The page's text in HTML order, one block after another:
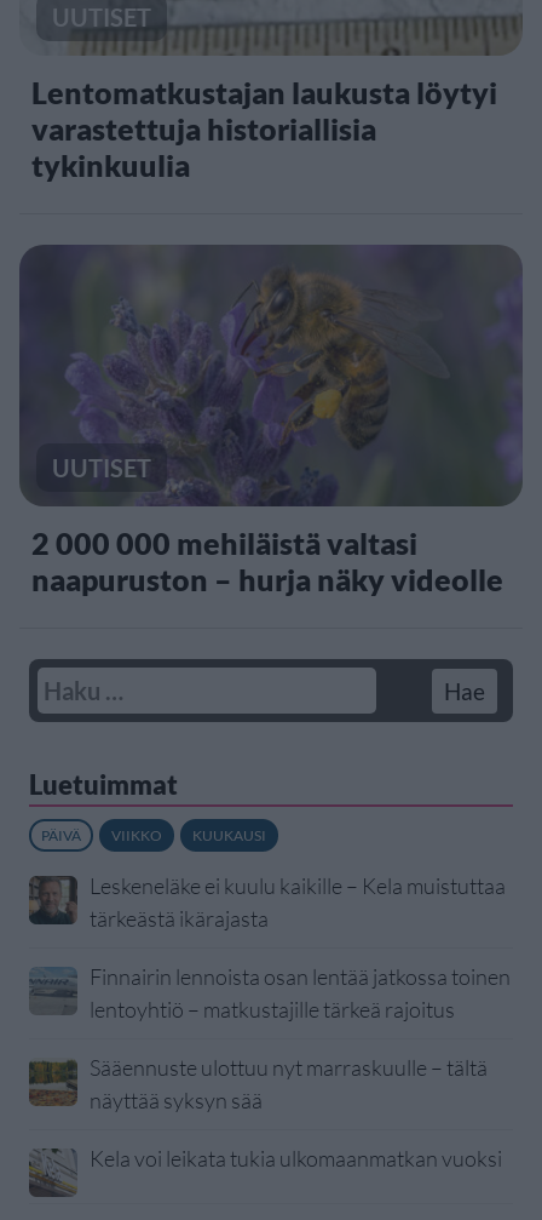
UUTISET
Lentomatkustajan laukusta löytyi
varastettuja historiallisia
tykinkuulia
UUTISET
2 000 000 mehiläistä valtasi
naapuruston – hurja näky videolle
Luetuimmat
PÄIVÄ VIIKKO KUUKAUSI
Leskeneläke ei kuulu kaikille – Kela muistuttaa
tärkeästä ikärajasta
Finnairin lennoista osan lentää jatkossa toinen
lentoyhtiö – matkustajille tärkeä rajoitus
Sääennuste ulottuu nyt marraskuulle – tältä
näyttää syksyn sää
Kela voi leikata tukia ulkomaanmatkan vuoksi